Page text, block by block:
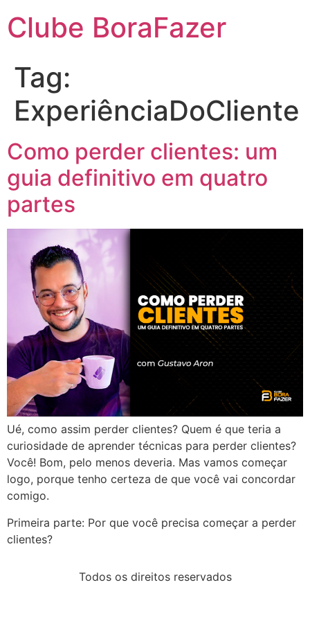
Clube BoraFazer
Tag:
ExperiênciaDoCliente
Como perder clientes: um
guia definitivo em quatro
partes
Ué, como assim perder clientes? Quem é que teria a
curiosidade de aprender técnicas para perder clientes?
Você! Bom, pelo menos deveria. Mas vamos começar
logo, porque tenho certeza de que você vai concordar
comigo.
Primeira parte: Por que você precisa começar a perder
clientes?
Todos os direitos reservados